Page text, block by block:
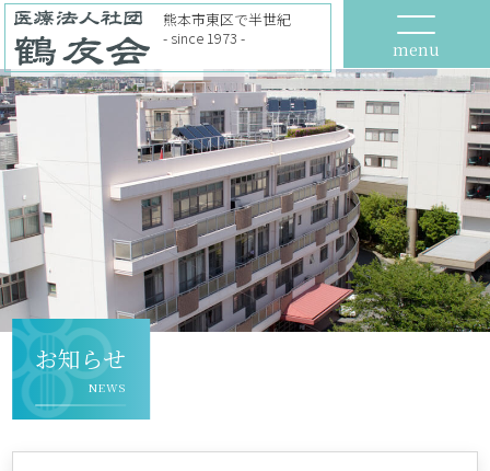
menu
熊本市東区で半世紀
- since 1973 -
お知らせ
NEWS